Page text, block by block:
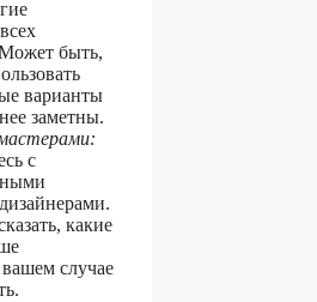
быть,
варианты
заметны.
с
какие
вашем случае